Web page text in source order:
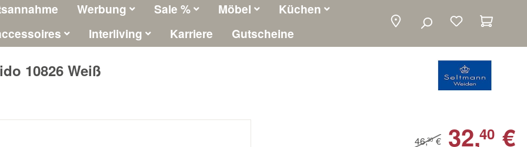
Werbung Sale % Möbel
Küchen
Interliving Karriere Gutscheine
10826 Weiß
46,30€ 32,40 €